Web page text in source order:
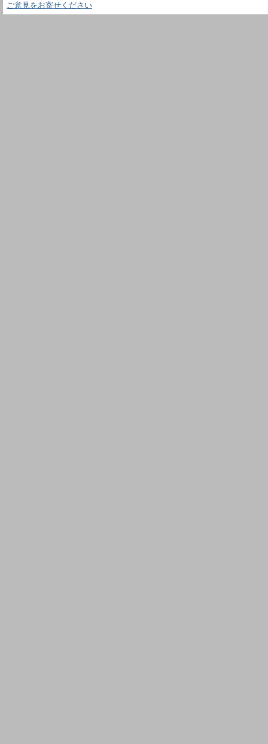
ご意見をお寄せください